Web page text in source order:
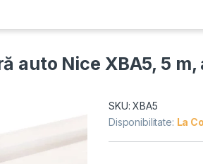
auto Nice XBA5, 5 m,
SKU: XBA5
Disponibilitate: La